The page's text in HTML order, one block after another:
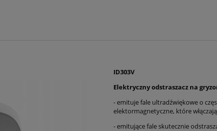
ID303V
Elektryczny odstraszacz na
- emituje fale ultradźwiękowe o
elektormagnetyczne, które
- emitujące fale skutecznie